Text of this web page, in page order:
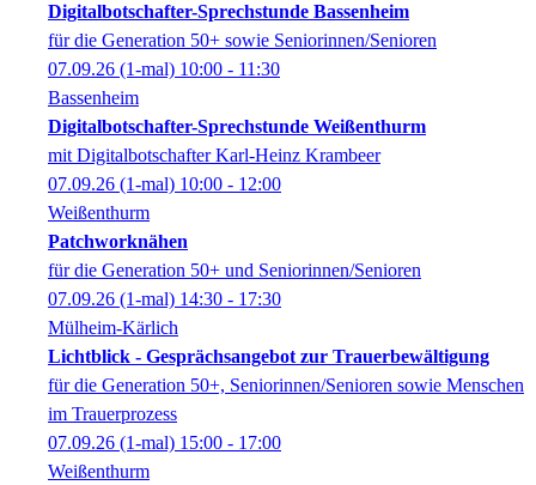
Digitalbotschafter-Sprechstunde Bassenheim
für die Generation 50+ sowie Seniorinnen/Senioren
07.09.26 (1-mal) 10:00 - 11:30
Bassenheim
Digitalbotschafter-Sprechstunde Weißenthurm
mit Digitalbotschafter Karl-Heinz Krambeer
07.09.26 (1-mal) 10:00 - 12:00
Weißenthurm
Patchworknähen
für die Generation 50+ und Seniorinnen/Senioren
07.09.26 (1-mal) 14:30 - 17:30
Mülheim-Kärlich
Lichtblick - Gesprächsangebot zur Trauerbewältigung
für die Generation 50+, Seniorinnen/Senioren sowie Menschen
im Trauerprozess
07.09.26 (1-mal) 15:00 - 17:00
Weißenthurm